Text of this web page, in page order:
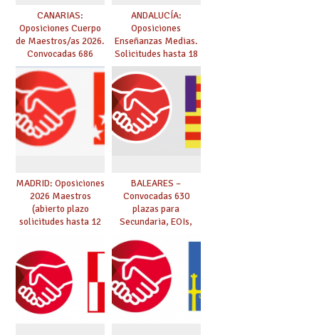
CANARIAS:
Oposiciones Cuerpo
de Maestros/as 2026.
Convocadas 686
plazas. Solicitudes
del 26 de marzo al 24
de abril.
ANDALUCÍA:
Oposiciones
Enseñanzas Medias.
Solicitudes hasta 18
de marzo.
MADRID: Oposiciones
2026 Maestros
(abierto plazo
solicitudes hasta 12
BALEARES –
Convocadas 630
plazas para
Secundaria, EOIs,
Conservatorios y FP